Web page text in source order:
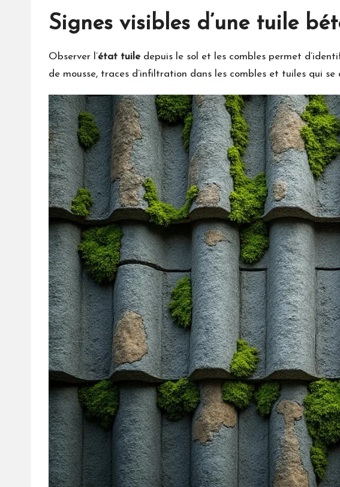
Signes visibles d’une tuile
Observer l’état tuile depuis le sol et les combles permet
de mousse, traces d’infiltration dans les combles et tuiles qui